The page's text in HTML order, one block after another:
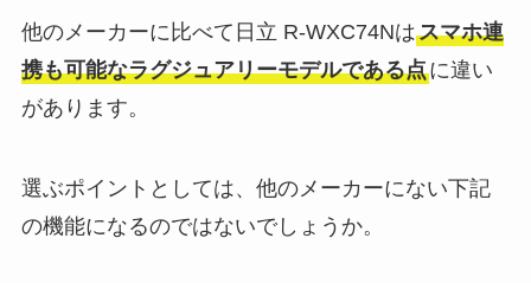
他のメーカーに比べて日立 R-WXC74Nはスマホ連
携も可能なラグジュアリーモデルである点に違い
があります。
選ぶポイントとしては、他のメーカーにない下記
の機能になるのではないでしょうか。